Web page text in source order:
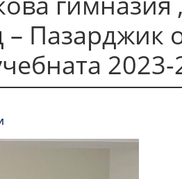
– Пазарджик
2023-